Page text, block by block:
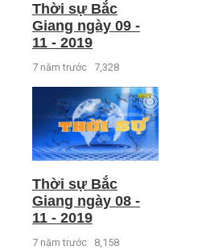
Thời sự Bắc
Giang ngày 09 -
11 - 2019
7 năm trước 7,328
Thời sự Bắc
Giang ngày 08 -
11 - 2019
7 năm trước 8,158